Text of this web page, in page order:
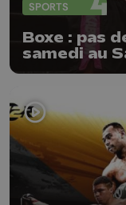
SPORTS
Boxe : pas
samedi au